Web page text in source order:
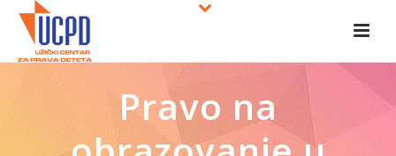
Pravo na